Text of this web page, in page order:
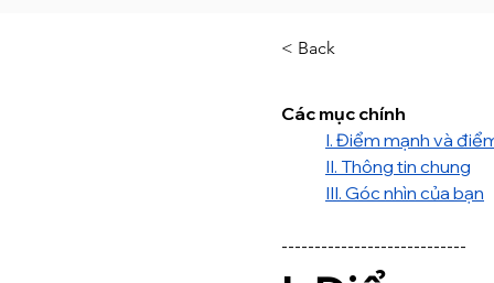
< Back
Các mục chính
I. Điểm mạnh và
II. Thông tin chung
III. Góc nhìn của bạn
----------------------------